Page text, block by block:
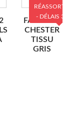
FAUTEUIL
CHESTER
TISSU
GRIS
- DÉLAIS 3